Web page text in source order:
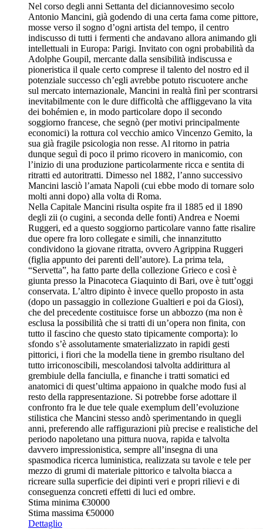
Nel corso degli anni Settanta del diciannovesimo secolo
Antonio Mancini, già godendo di una certa fama come pittore,
mosse verso il sogno d’ogni artista del tempo, il centro
indiscusso di tutti i fermenti che andavano allora animando gli
intellettuali in Europa: Parigi. Invitato con ogni probabilità da
Adolphe Goupil, mercante dalla sensibilità indiscussa e
pioneristica il quale certo comprese il talento del nostro ed il
potenziale successo ch’egli avrebbe potuto riscuotere anche
sul mercato internazionale, Mancini in realtà finì per scontrarsi
inevitabilmente con le dure difficoltà che affliggevano la vita
dei bohémien e, in modo particolare dopo il secondo
soggiorno francese, che segnò (per motivi principalmente
economici) la rottura col vecchio amico Vincenzo Gemito, la
sua già fragile psicologia non resse. Al ritorno in patria
dunque seguì di poco il primo ricovero in manicomio, con
l’inizio di una produzione particolarmente ricca e sentita di
ritratti ed autoritratti. Dimesso nel 1882, l’anno successivo
Mancini lasciò l’amata Napoli (cui ebbe modo di tornare solo
molti anni dopo) alla volta di Roma.
Nella Capitale Mancini risulta ospite fra il 1885 ed il 1890
degli zii (o cugini, a seconda delle fonti) Andrea e Noemi
Ruggeri, ed a questo soggiorno particolare vanno fatte risalire
due opere fra loro collegate e simili, che innanzitutto
condividono la giovane ritratta, ovvero Agrippina Ruggeri
(figlia appunto dei parenti dell’autore). La prima tela,
“Servetta”, ha fatto parte della collezione Grieco e così è
giunta presso la Pinacoteca Giaquinto di Bari, ove è tutt’oggi
conservata. L’altro dipinto è invece quello proposto in asta
(dopo un passaggio in collezione Gualtieri e poi da Giosi),
che del precedente costituisce forse un abbozzo (ma non è
esclusa la possibilità che si tratti di un’opera non finita, con
tutto il fascino che questo stato tipicamente comporta): lo
sfondo s’è assolutamente smaterializzato in rapidi gesti
pittorici, i fiori che la modella tiene in grembo risultano del
tutto irriconoscibili, mescolandosi talvolta addirittura al
grembiule della fanciulla, e finanche i tratti somatici ed
anatomici di quest’ultima appaiono in qualche modo fusi al
resto della rappresentazione. Si potrebbe forse adottare il
confronto fra le due tele quale exemplum dell’evoluzione
stilistica che Mancini stesso andò sperimentando in quegli
anni, preferendo alle raffigurazioni più precise e realistiche del
periodo napoletano una pittura nuova, rapida e talvolta
davvero impressionistica, sempre all’insegna di una
spasmodica ricerca luministica, realizzata su tavole e tele per
mezzo di grumi di materiale pittorico e talvolta biacca a
ricreare sulla superficie dei dipinti veri e propri rilievi e di
conseguenza concreti effetti di luci ed ombre.
Stima minima €30000
Stima massima €50000
Dettaglio